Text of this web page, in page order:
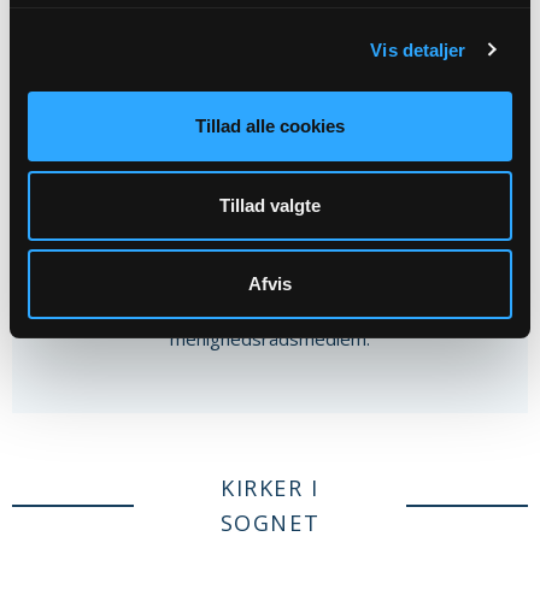
Vis detaljer
Tillad alle cookies
Tillad valgte
Afvis
Andet indhold
På denne side finder du kontaktoplysninger til
kirkerne i dit lokale sogn, samt andre nyttige
informationer om sognet. Du kan se
begivenheder i sognets kalender, og finde
sognets tilknyttede præster og
menighedsrådsmedlem.
KIRKER I
SOGNET